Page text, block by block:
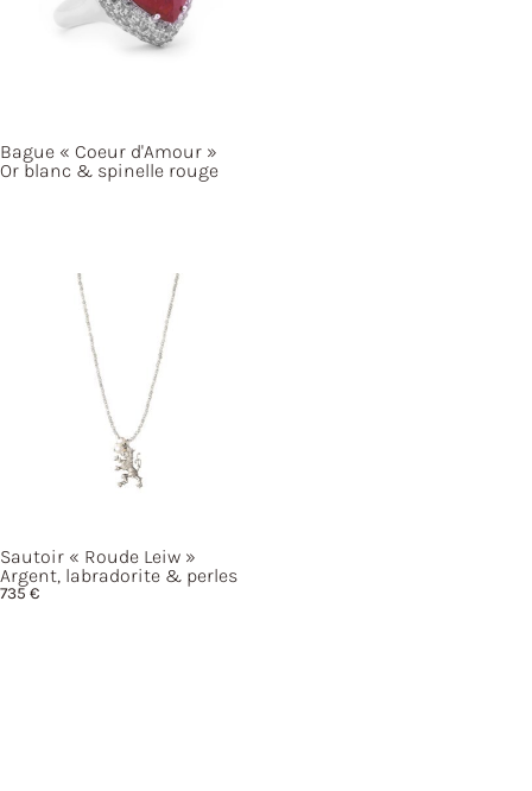
Bague « Coeur d'Amour »
Or blanc & spinelle rouge
Sautoir « Roude Leiw »
Argent, labradorite & perles
735€